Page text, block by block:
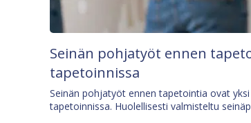
Seinän pohjatyöt ennen
tapetoinnissa
Seinän pohjatyöt ennen tapetointia ovat
tapetoinnissa. Huolellisesti valmisteltu